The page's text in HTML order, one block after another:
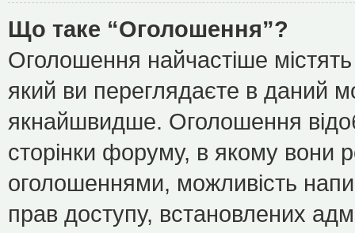
Що таке “Оголошення”?
Оголошення найчастіше
який ви переглядаєте в даний
якнайшвидше. Оголошення
сторінки форуму, в якому вони
оголошеннями, можливість
прав доступу, встановлених